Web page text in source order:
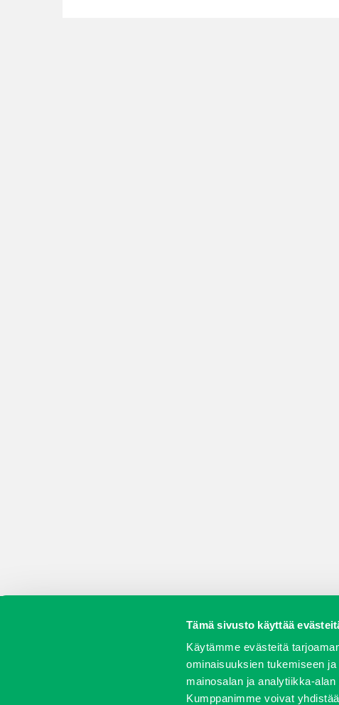
Tämä sivusto käyttää
Käytämme evästeitä
ominaisuuksien tukemiseen
mainosalan ja analytiikka-
Kumppanimme voivat
Vaihtokoneet Kalusteet Huolto ja